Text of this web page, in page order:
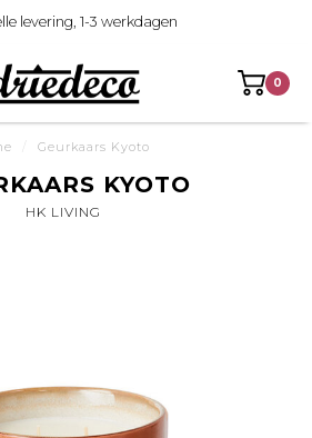
levering, 1-3 werkdagen
0
Geurkaars Kyoto
KYOTO
HK LIVING